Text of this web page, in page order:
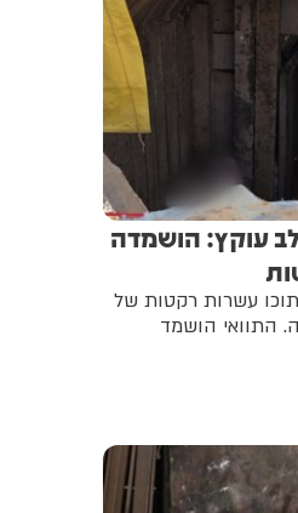
עוקץ: הושמדה
עשרות רקטות של
התוואי הושמד